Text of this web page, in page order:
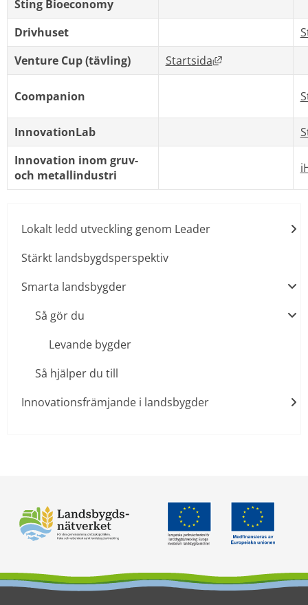
Sting Bioeconomy
Drivhuset
Venture Cup (tävling)
Startsida Länk till annan
Coompanion
InnovationLab
Innovation inom gruv-
och metallindustri
Lokalt ledd utveckling genom Leader
Stärkt landsbygdsperspektiv
Smarta landsbygder
Så gör du
Levande bygder
Så hjälper du till
Innovationsfrämjande i landsbygder